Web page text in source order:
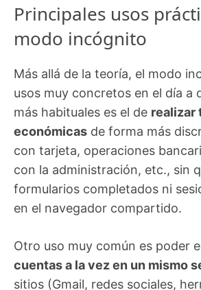
Principales usos
modo incógnito
Más allá de la teoría, el modo
usos muy concretos en el día a
más habituales es el de realizar
económicas de forma más
con tarjeta, operaciones
con la administración, etc., sin
formularios completados ni
en el navegador compartido.
Otro uso muy común es poder
cuentas a la vez en un mismo
sitios (Gmail, redes sociales,